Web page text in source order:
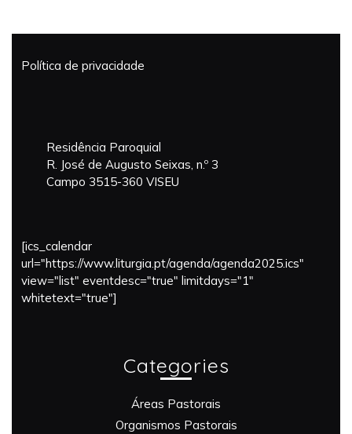
Política de privacidade
Residência Paroquial
R. José de Augusto Seixas, n.º 3
Campo 3515-360 VISEU
[ics_calendar
url="https://www.liturgia.pt/agenda/agenda2025.ics"
view="list" eventdesc="true" limitdays="1"
whitetext="true"]
Categories
Áreas Pastorais
Organismos Pastorais